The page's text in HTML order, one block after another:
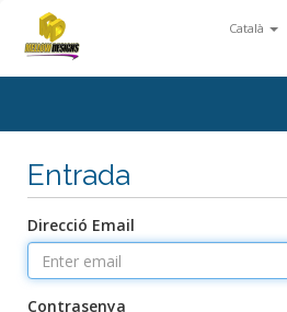
Català
Entrada
Direcció Email
Contrasenya